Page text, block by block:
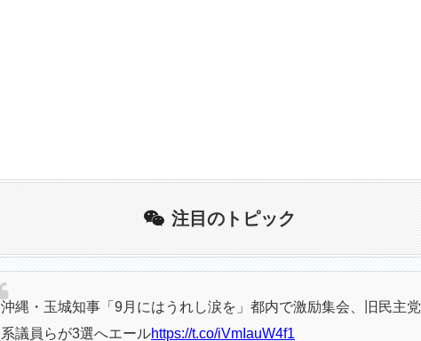
注目のトピック
沖縄・玉城知事「9月にはうれし涙を」都内で激励集会、旧民主党
系議員らが3選へエールhttps://t.co/iVmIauW4f1